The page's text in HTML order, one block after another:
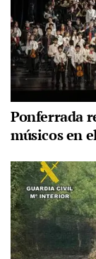
Ponferrada
músicos en